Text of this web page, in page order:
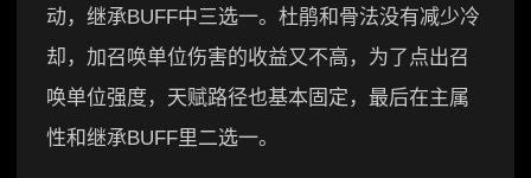
动，继承BUFF中三选一。杜鹃和骨法没有减少冷
却，加召唤单位伤害的收益又不高，为了点出召
唤单位强度，天赋路径也基本固定，最后在主属
性和继承BUFF里二选一。